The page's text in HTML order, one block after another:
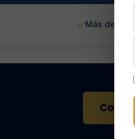
✓Más de